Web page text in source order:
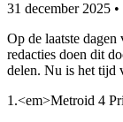
31 december 2025 •
Op de laatste
redacties doen dit
delen. Nu is het tijd
1.<em>Metroid 4